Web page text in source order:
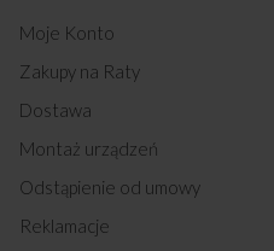
Moje Konto
Zakupy na Raty
Dostawa
Montaż urządzeń
Odstąpienie od umowy
Reklamacje